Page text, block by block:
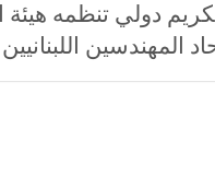
دولي تنظمه هيئة
المهندسين